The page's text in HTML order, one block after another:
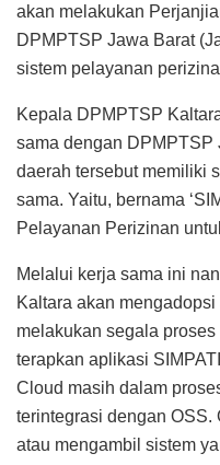
akan melakukan
DPMPTSP Jawa Barat
sistem pelayanan
Kepala DPMPTSP
sama dengan DPMPTSP
daerah tersebut memiliki
sama. Yaitu, bernama
Pelayanan Perizinan
Melalui kerja sama ini
Kaltara akan
melakukan segala
terapkan aplikasi
Cloud masih dalam
terintegrasi dengan OSS.
atau mengambil sistem